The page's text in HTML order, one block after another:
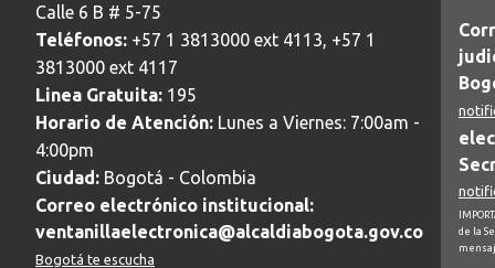
Calle 6 B # 5-75
Teléfonos: +57 1 3813000 ext 4113, +57 1
3813000 ext 4117
Linea Gratuita: 195
Horario de Atención: Lunes a Viernes: 7:00am -
4:00pm
Ciudad: Bogotá - Colombia
Correo electrónico institucional:
ventanillaelectronica@alcaldiabogota.gov.co
Bogotá te escucha
de la